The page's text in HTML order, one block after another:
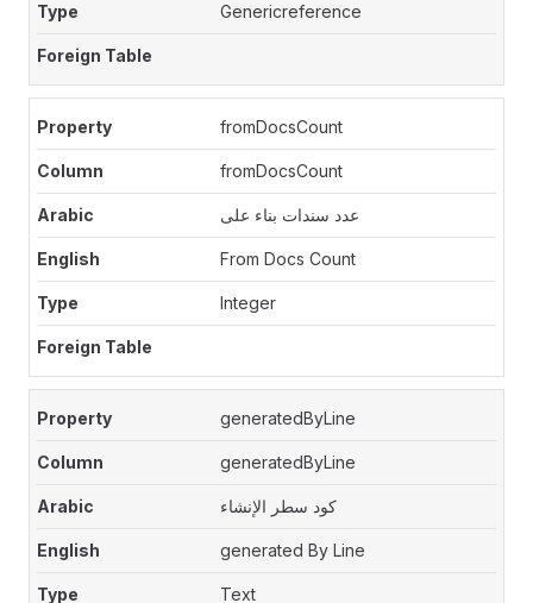
Genericreference
fromDocsCount
fromDocsCount
عدد سندات بناء على
From Docs Count
Integer
generatedByLine
generatedByLine
كود سطر الإنشاء
generated By Line
Text